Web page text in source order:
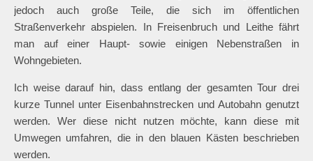
jedoch auch große Teile, die sich im öffentlichen
Straßenverkehr abspielen. In Freisenbruch und Leithe fährt
man auf einer Haupt- sowie einigen Nebenstraßen in
Wohngebieten.
Ich weise darauf hin, dass entlang der gesamten Tour drei
kurze Tunnel unter Eisenbahnstrecken und Autobahn genutzt
werden. Wer diese nicht nutzen möchte, kann diese mit
Umwegen umfahren, die in den blauen Kästen beschrieben
werden.